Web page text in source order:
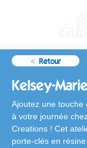
< Retour
Kelsey-
Ajoutez une touche
à votre journée
Creations ! Cet
porte-clés en